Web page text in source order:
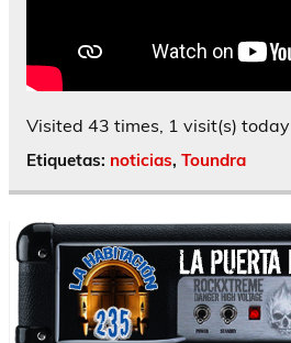
Visited 43 times, 1 visit(s) today
Etiquetas: noticias, Toundra